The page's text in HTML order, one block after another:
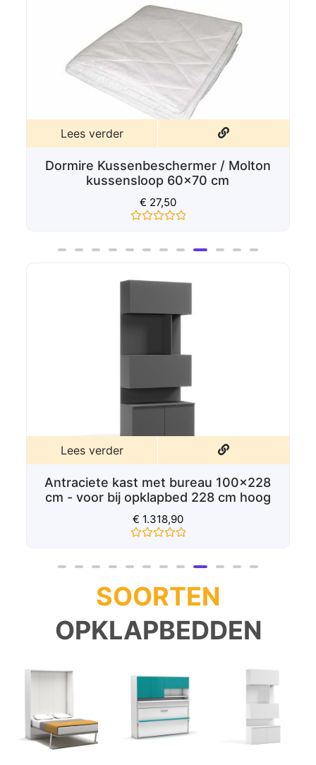
Lees verder
Dormire Texels wollen kussen 60x70
cm
€75,00
uit
Lees verder
Kast met bureau 100x228 cm - voor bij
opklapbed 228 cm hoog
€ 1.208,90
uit
SOORTEN
OPKLAPBEDDEN